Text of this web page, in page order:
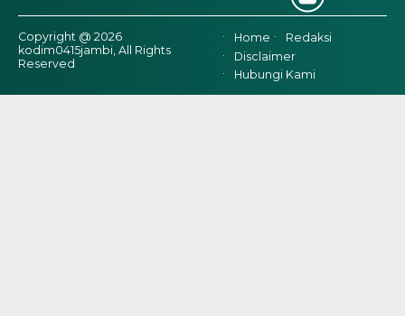
Copyright @ 2026
kodim0415jambi, All Rights
Reserved
Home
Redaksi
Disclaimer
Hubungi Kami